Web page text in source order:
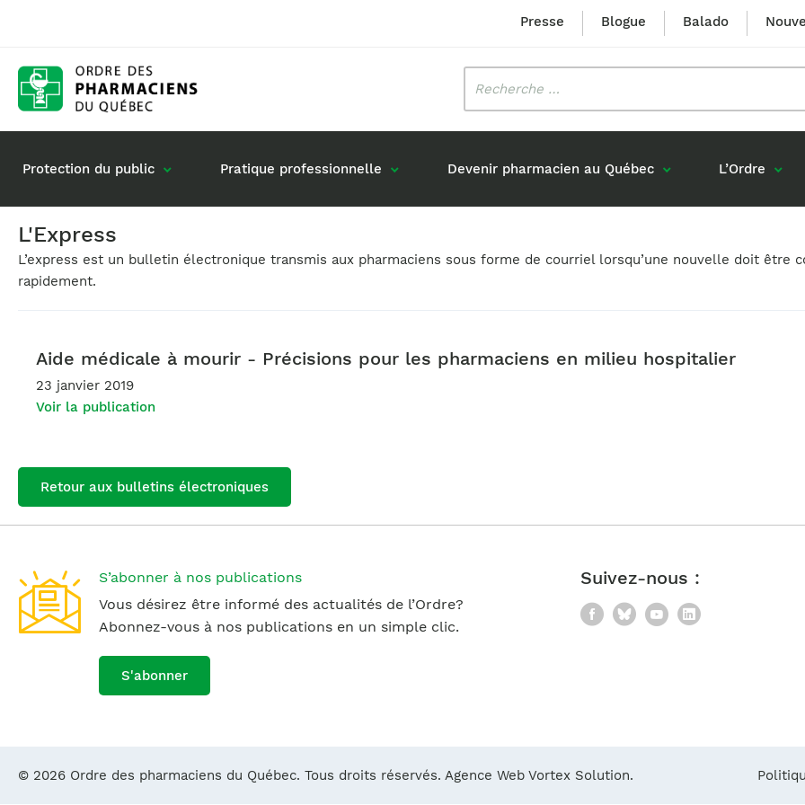
Presse Blogue Balado
Protection du public
Rôle du pharmacien
Pratique professionnelle
Gestion de mon dossier
Commande de matériel
Formation
Devenir pharmacien au Québec
Diplômés en France
L’Ordre
Mission et valeurs
Identité visuelle
Prix Louis-Hébert
Fellow
L'Express
L’express est un bulletin électronique transmis aux pharmaciens sous forme de courriel lorsqu’une nouvelle doit être
rapidement.
Aide médicale à mourir - Précisions pour les pharmaciens en milieu hospitalier
23 janvier 2019
Voir la publication
Retour aux bulletins électroniques
S’abonner à nos publications
Vous désirez être informé des actualités de l’Ordre?
Abonnez-vous à nos publications en un simple clic.
S'abonner
Suivez-nous :
Facebook
BlueskyYouTube
LinkedIn
© 2026 Ordre des pharmaciens du Québec. Tous droits réservés. Agence Web Vortex Solution.